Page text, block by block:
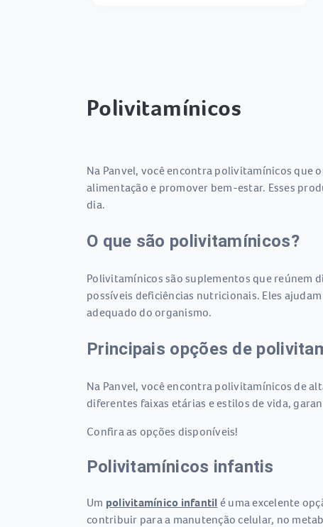
Polivitamínicos
Na Panvel, você encontra polivitamínicos que
alimentação e promover bem-estar. Esses
dia.
O que são polivitamínicos?
Polivitamínicos são suplementos que reúnem
possíveis deficiências nutricionais. Eles
adequado do organismo.
Principais opções de
Na Panvel, você encontra polivitamínicos de
diferentes faixas etárias e estilos de vida,
Confira as opções disponíveis!
Polivitamínicos infantis
Um polivitamínico infantil é uma excelente
contribuir para a manutenção celular, no